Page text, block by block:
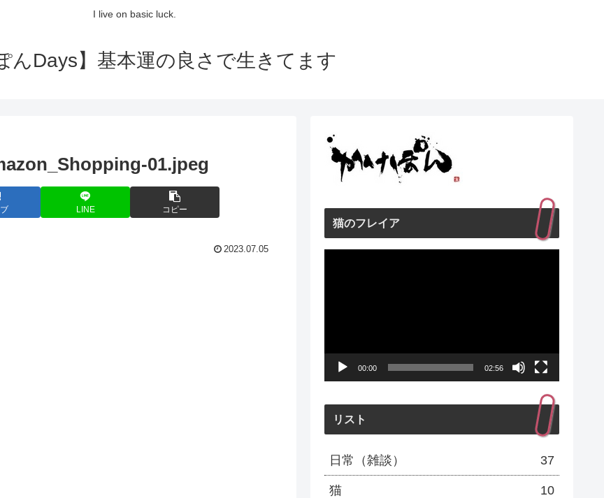
I live on basic luck.
んDays】基本運の良さで生きてます
01.jpeg
LINE コピー
2023.07.05
猫のフレイア
00:00 02:56
リスト
日常（雑談） 37
猫 10